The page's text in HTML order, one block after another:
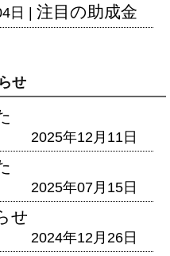
日 | 注目の助成金
せ
2025年12月11日
2025年07月15日
せ
2024年12月26日